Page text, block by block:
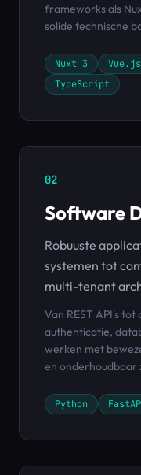
frameworks als
solide technische
Nuxt 3 Vue.js
TypeScript
02
Software
Robuuste
systemen tot
multi-tenant
Van REST API's
authenticatie,
werken met
en onderhoudbaar
Python